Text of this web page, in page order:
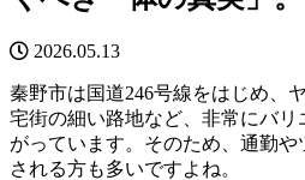
2026.05.13
秦野市は国道246号線をはじめ、
宅街の細い路地など、非常にバ
がっています。そのため、通勤や
される方も多いですよね。